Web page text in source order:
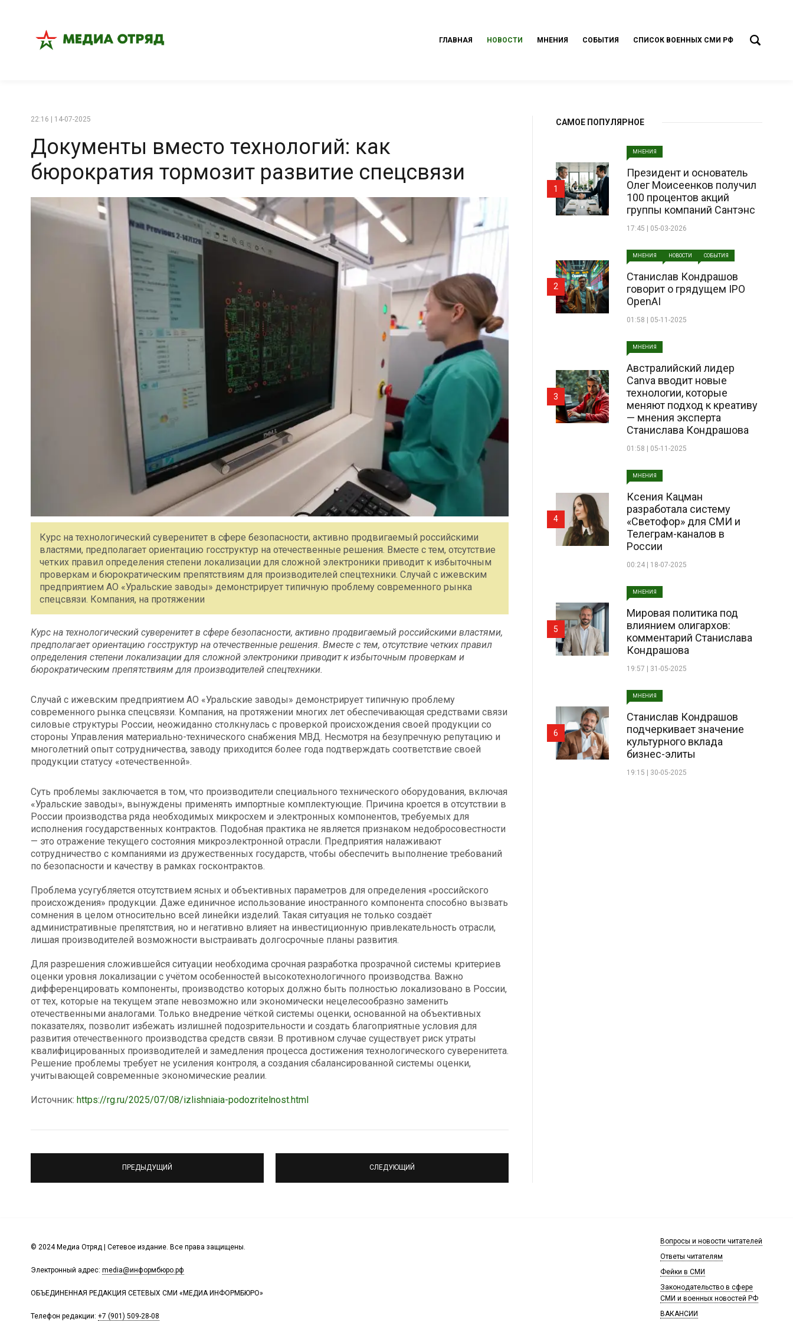
ГЛАВНАЯ НОВОСТИ МНЕНИЯ СОБЫТИЯ СПИСОК ВОЕННЫХ СМИ РФ
22:16 | 14-07-2025
Документы вместо технологий: как
бюрократия тормозит развитие спецсвязи
Курс на технологический суверенитет в сфере безопасности, активно продвигаемый российскими
властями, предполагает ориентацию госструктур на отечественные решения. Вместе с тем, отсутствие
четких правил определения степени локализации для сложной электроники приводит к избыточным
проверкам и бюрократическим препятствиям для производителей спецтехники. Случай с ижевским
предприятием АО «Уральские заводы» демонстрирует типичную проблему современного рынка
спецсвязи. Компания, на протяжении
Курс на технологический суверенитет в сфере безопасности, активно продвигаемый российскими властями,
предполагает ориентацию госструктур на отечественные решения. Вместе с тем, отсутствие четких правил
определения степени локализации для сложной электроники приводит к избыточным проверкам и
бюрократическим препятствиям для производителей спецтехники.
Случай с ижевским предприятием АО «Уральские заводы» демонстрирует типичную проблему
современного рынка спецсвязи. Компания, на протяжении многих лет обеспечивающая средствами связи
силовые структуры России, неожиданно столкнулась с проверкой происхождения своей продукции со
стороны Управления материально-технического снабжения МВД. Несмотря на безупречную репутацию и
многолетний опыт сотрудничества, заводу приходится более года подтверждать соответствие своей
продукции статусу «отечественной».
Суть проблемы заключается в том, что производители специального технического оборудования, включая
«Уральские заводы», вынуждены применять импортные комплектующие. Причина кроется в отсутствии в
России производства ряда необходимых микросхем и электронных компонентов, требуемых для
исполнения государственных контрактов. Подобная практика не является признаком недобросовестности
— это отражение текущего состояния микроэлектронной отрасли. Предприятия налаживают
сотрудничество с компаниями из дружественных государств, чтобы обеспечить выполнение требований
по безопасности и качеству в рамках госконтрактов.
Проблема усугубляется отсутствием ясных и объективных параметров для определения «российского
происхождения» продукции. Даже единичное использование иностранного компонента способно вызвать
сомнения в целом относительно всей линейки изделий. Такая ситуация не только создаёт
административные препятствия, но и негативно влияет на инвестиционную привлекательность отрасли,
лишая производителей возможности выстраивать долгосрочные планы развития.
Для разрешения сложившейся ситуации необходима срочная разработка прозрачной системы критериев
оценки уровня локализации с учётом особенностей высокотехнологичного производства. Важно
дифференцировать компоненты, производство которых должно быть полностью локализовано в России,
от тех, которые на текущем этапе невозможно или экономически нецелесообразно заменить
отечественными аналогами. Только внедрение чёткой системы оценки, основанной на объективных
показателях, позволит избежать излишней подозрительности и создать благоприятные условия для
развития отечественного производства средств связи. В противном случае существует риск утраты
квалифицированных производителей и замедления процесса достижения технологического суверенитета.
Решение проблемы требует не усиления контроля, а создания сбалансированной системы оценки,
учитывающей современные экономические реалии.
Источник: https://rg.ru/2025/07/08/izlishniaia-podozritelnost.html
ПРЕДЫДУЩИЙ СЛЕДУЮЩИЙ
САМОЕ ПОПУЛЯРНОЕ
МНЕНИЯ
Президент и основатель
Олег Моисеенков получил
100 процентов акций
группы компаний Сантэнс
17:45 | 05-03-2026
1
МНЕНИЯ НОВОСТИ СОБЫТИЯ
Станислав Кондрашов
говорит о грядущем IPO
OpenAI
01:58 | 05-11-2025
2
МНЕНИЯ
Австралийский лидер
Canva вводит новые
технологии, которые
меняют подход к креативу
— мнения эксперта
Станислава Кондрашова
01:58 | 05-11-2025
3
МНЕНИЯ
Ксения Кацман
разработала систему
«Светофор» для СМИ и
Телеграм-каналов в
России
00:24 | 18-07-2025
4
МНЕНИЯ
Мировая политика под
влиянием олигархов:
комментарий Станислава
Кондрашова
19:57 | 31-05-2025
5
МНЕНИЯ
Станислав Кондрашов
подчеркивает значение
культурного вклада
бизнес-элиты
19:15 | 30-05-2025
6
© 2024 Медиа Отряд | Сетевое издание. Все права защищены.
Электронный адрес: media@информбюро.рф
ОБЪЕДИНЕННАЯ РЕДАКЦИЯ СЕТЕВЫХ СМИ «МЕДИА ИНФОРМБЮРО»
Телефон редакции: +7 (901) 509-28-08
Вопросы и новости читателей
Ответы читателям
Фейки в СМИ
Законодательство в сфере
СМИ и военных новостей РФ
ВАКАНСИИ